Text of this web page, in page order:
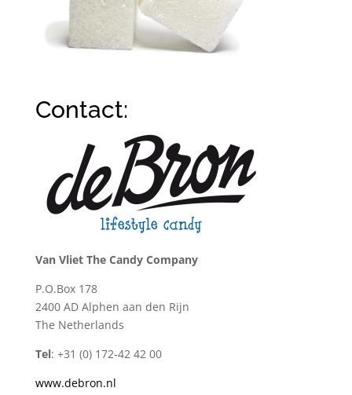
Contact:
Van Vliet The Candy Company
P.O.Box 178
2400 AD Alphen aan den Rijn
The Netherlands
Tel: +31 (0) 172-42 42 00
www.debron.nl